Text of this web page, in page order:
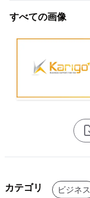
すべての画像
カテゴリ ビジネス